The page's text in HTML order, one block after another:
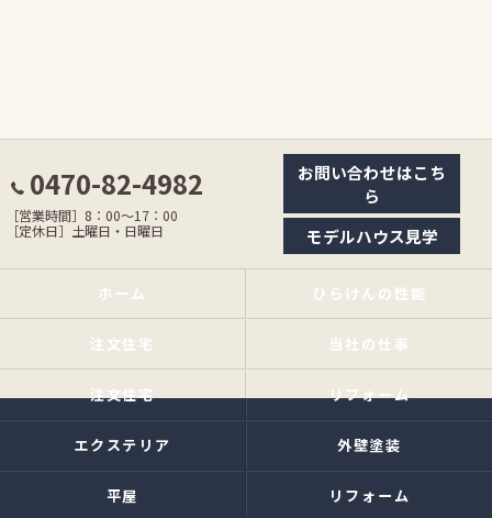
0470-82-4982
［営業時間］8：00〜17：00
［定休日］土曜日・日曜日
お問い合わせはこち
ら
モデルハウス見学
ホーム ひらけんの性能
注文住宅 当社の仕事
注文住宅 リフォーム
エクステリア 外壁塗装
平屋 リフォーム